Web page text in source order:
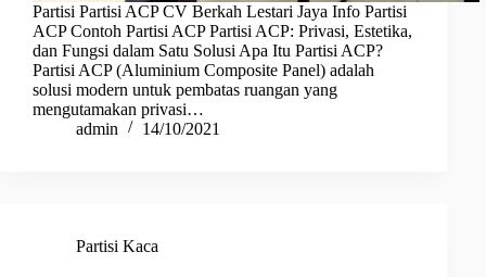
Partisi Partisi ACP CV Berkah Lestari Jaya Info Partisi
ACP Contoh Partisi ACP Partisi ACP: Privasi, Estetika,
dan Fungsi dalam Satu Solusi Apa Itu Partisi ACP?
Partisi ACP (Aluminium Composite Panel) adalah
solusi modern untuk pembatas ruangan yang
mengutamakan privasi…
admin
14/10/2021
Partisi Kaca